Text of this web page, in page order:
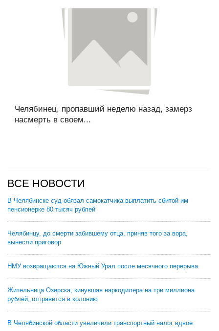
Челябинец, пропавший неделю назад, замерз
насмерть в своем...
ВСЕ НОВОСТИ
В Челябинске суд обязал самокатчика выплатить сбитой им
пенсионерке 80 тысяч рублей
Челябинцу, до смерти забившему отца, приняв того за вора,
вынесли приговор
НМУ возвращаются на Южный Урал после месячного перерыва
Жительница Озерска, кинувшая наркодилера на три миллиона
рублей, отправится в колонию
В Челябинской области увеличили транспортный налог вдвое